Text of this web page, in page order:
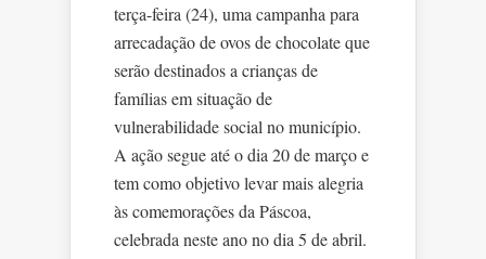
terça-feira (24), uma campanha para
arrecadação de ovos de chocolate que
serão destinados a crianças de
famílias em situação de
vulnerabilidade social no município.
A ação segue até o dia 20 de março e
tem como objetivo levar mais alegria
às comemorações da Páscoa,
celebrada neste ano no dia 5 de abril.